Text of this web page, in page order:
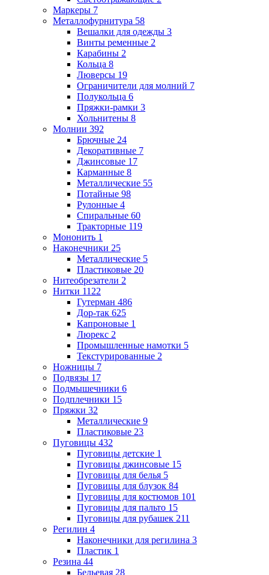
Маркеры 7
Металлофурнитура 58
Вешалки для одежды 3
Винты ременные 2
Карабины 2
Кольца 8
Люверсы 19
Ограничители для молний 7
Полукольца 6
Пряжки-рамки 3
Хольнитены 8
Молнии 392
Брючные 24
Декоративные 7
Джинсовые 17
Карманные 8
Металлические 55
Потайные 98
Рулонные 4
Спиральные 60
Тракторные 119
Мононить 1
Наконечники 25
Металлические 5
Пластиковые 20
Нитеобрезатели 2
Нитки 1122
Гутерман 486
Дор-так 625
Капроновые 1
Люрекс 2
Промышленные намотки 5
Текстурированные 2
Ножницы 7
Подвязы 17
Подмышечники 6
Подплечники 15
Пряжки 32
Металлические 9
Пластиковые 23
Пуговицы 432
Пуговицы детские 1
Пуговицы джинсовые 15
Пуговицы для белья 5
Пуговицы для блузок 84
Пуговицы для костюмов 101
Пуговицы для пальто 15
Пуговицы для рубашек 211
Регилин 4
Наконечники для регилина 3
Пластик 1
Резина 44
Бельевая 28